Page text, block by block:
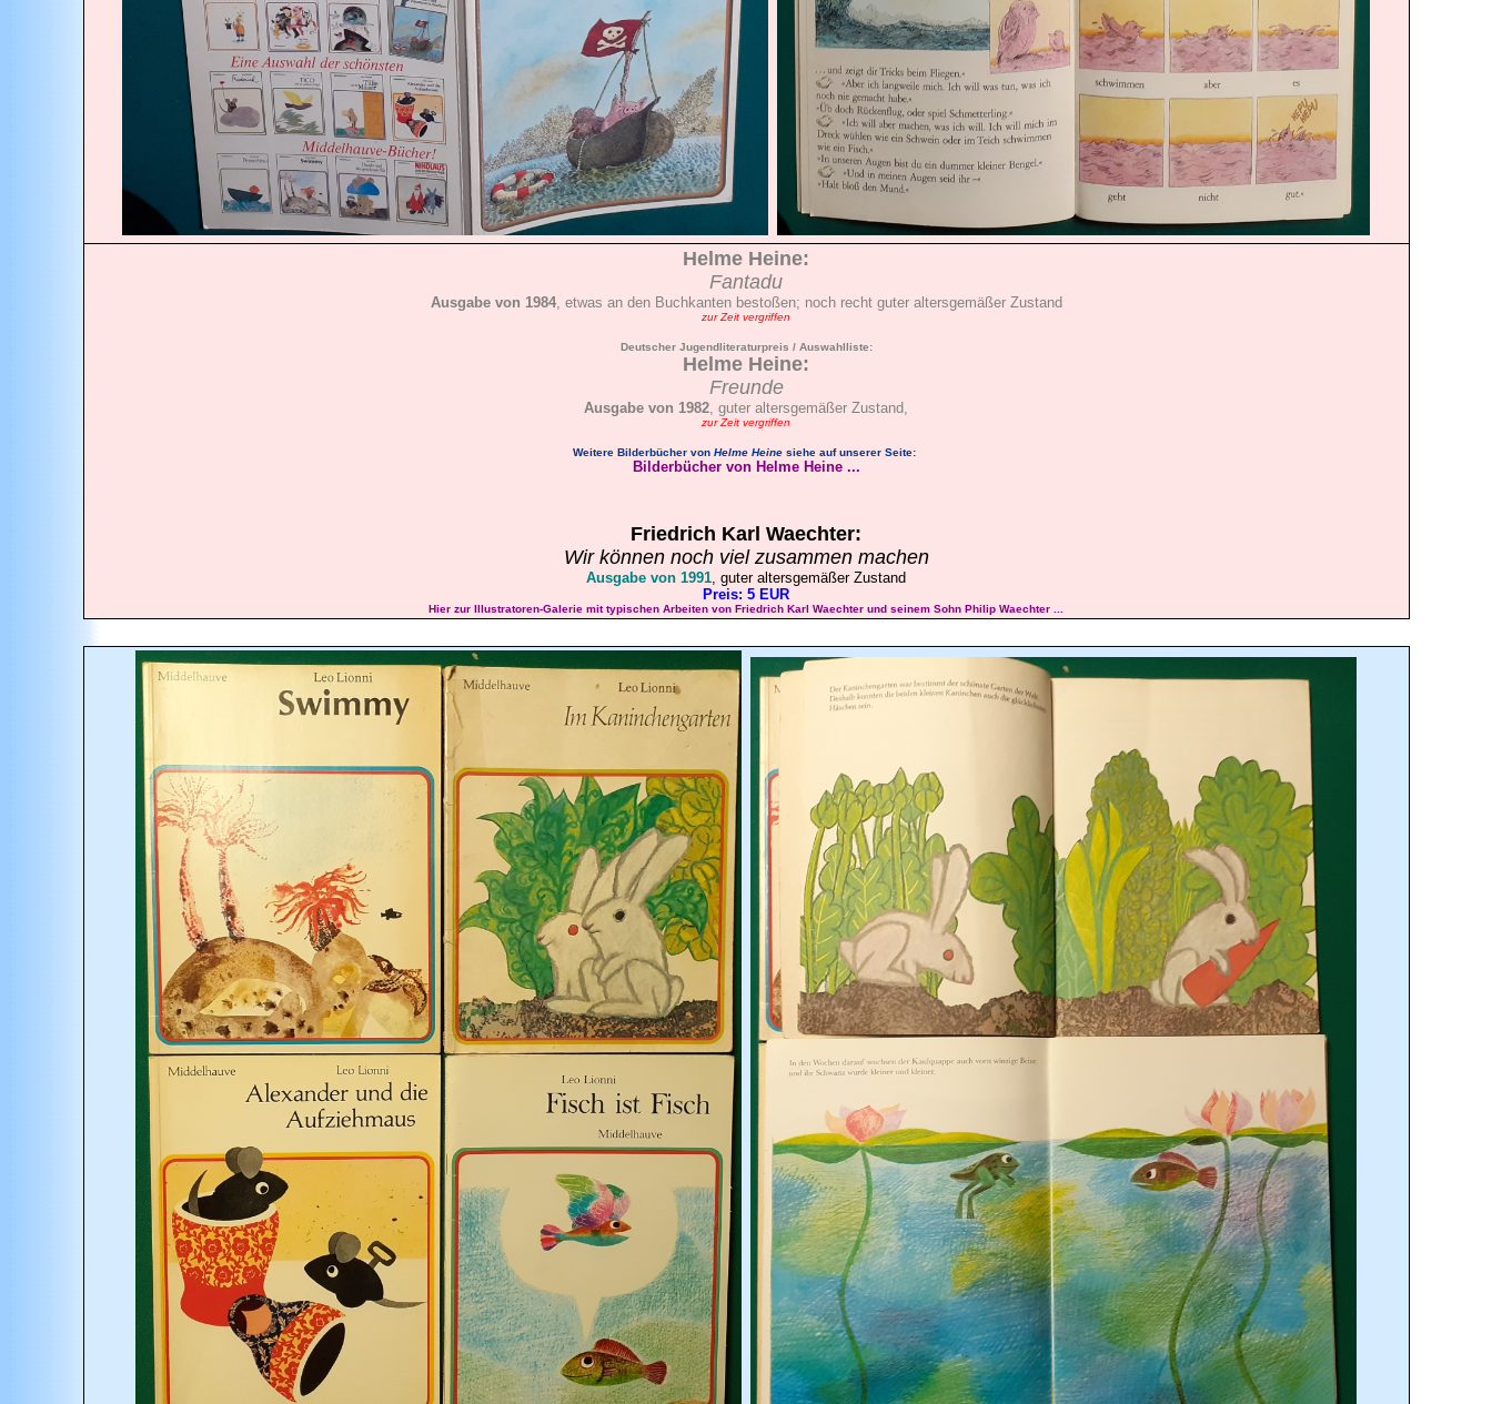
Helme Heine:
Fantadu
Ausgabe von 1984, etwas an den Buchkanten bestoßen; noch recht guter altersgemäßer Zustand
zur Zeit vergriffen
Deutscher Jugendliteraturpreis / Auswahlliste:
Helme Heine:
Freunde
Ausgabe von 1982, guter altersgemäßer Zustand,
zur Zeit vergriffen
Weitere Bilderbücher von Helme Heine siehe auf unserer Seite:
Bilderbücher von Helme Heine ...
Friedrich Karl Waechter:
Wir können noch viel zusammen machen
Ausgabe von 1991, guter altersgemäßer Zustand
Preis: 5 EUR
Hier zur Illustratoren-Galerie mit typischen Arbeiten von Friedrich Karl Waechter und seinem Sohn Philip Waechter ...